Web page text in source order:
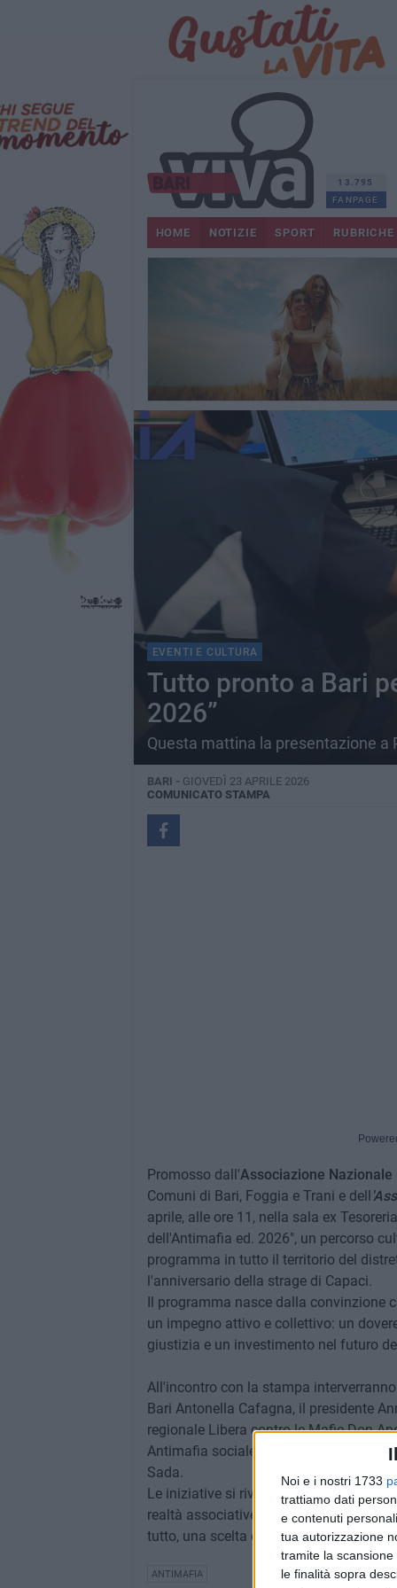
Noi e i nostri 1733
trattiamo dati
e contenuti
tua autorizzazione
tramite la
le finalità sopra
13.795
FANPAGE
HOME NOTIZIE SPORT RUBRICHE
EVENTI E CULTURA
Tutto pronto a Bari
2026”
Questa mattina la presentazione a
BARI - GIOVEDÌ 23 APRILE 2026
COMUNICATO STAMPA
Promosso dall'Associazione
Comuni di Bari, Foggia e Trani e dell
aprile, alle ore 11, nella sala ex
dell'Antimafia ed. 2026", un percorso
programma in tutto il territorio del
l'anniversario della strage di Capaci.
Il programma nasce dalla convinzione
un impegno attivo e collettivo: un
giustizia e un investimento nel futuro
All'incontro con la stampa
Bari Antonella Cafagna, il presidente
regionale Libera contro le Mafie Don
Antimafia sociale, Nicola Grasso, e alle
Sada.
Le iniziative si rivolgono alla
realtà associative del territorio, nella
tutto, una scelta culturale e civile.
ANTIMAFIA